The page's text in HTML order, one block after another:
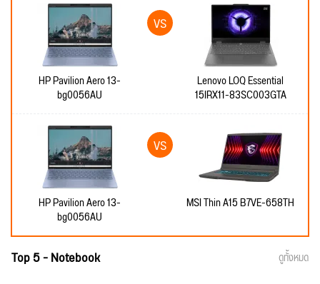
HP Pavilion Aero 13-
bg0056AU
Lenovo LOQ Essential
15IRX11-83SC003GTA
HP Pavilion Aero 13-
bg0056AU
MSI Thin A15 B7VE-658TH
Top 5 - Notebook ดูทั้งหมด